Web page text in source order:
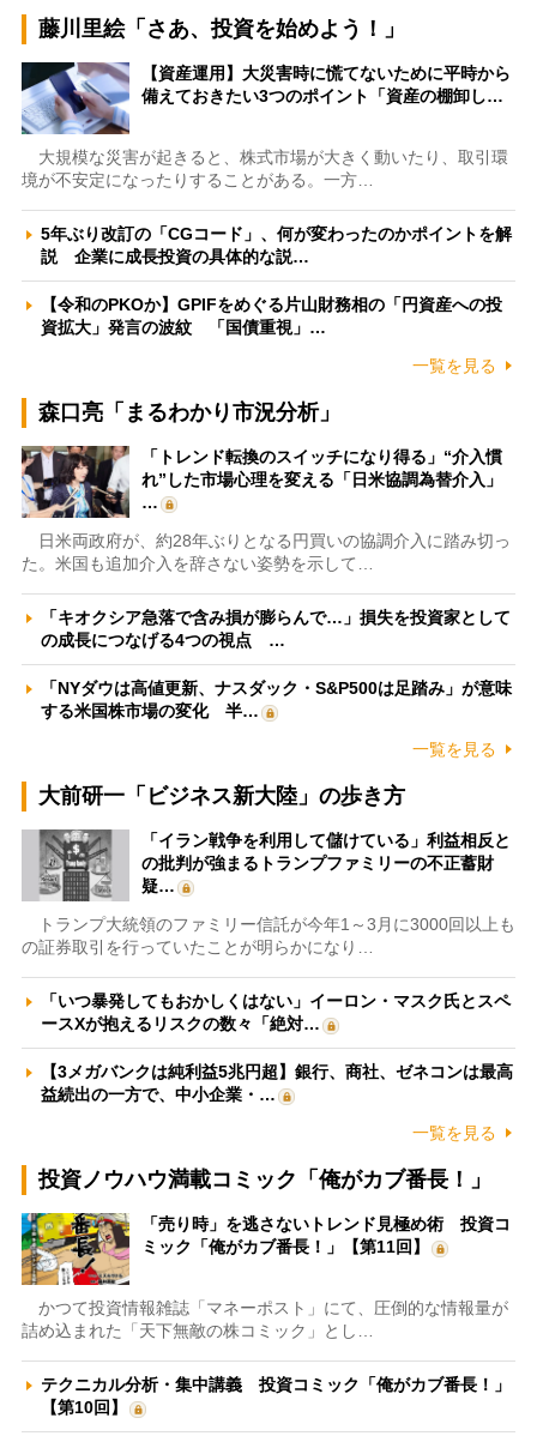
藤川里絵「さあ、投資を始めよう！」
【資産運用】大災害時に慌てないために平時から
備えておきたい3つのポイント「資産の棚卸し…
大規模な災害が起きると、株式市場が大きく動いたり、取引環
境が不安定になったりすることがある。一方…
5年ぶり改訂の「CGコード」、何が変わったのかポイントを解
説 企業に成長投資の具体的な説…
【令和のPKOか】GPIFをめぐる片山財務相の「円資産への投
資拡大」発言の波紋 「国債重視」…
一覧を見る
森口亮「まるわかり市況分析」
「トレンド転換のスイッチになり得る」“介入慣
れ”した市場心理を変える「日米協調為替介入」
…
日米両政府が、約28年ぶりとなる円買いの協調介入に踏み切っ
た。米国も追加介入を辞さない姿勢を示して…
「キオクシア急落で含み損が膨らんで…」損失を投資家として
の成長につなげる4つの視点 …
「NYダウは高値更新、ナスダック・S&P500は足踏み」が意味
する米国株市場の変化 半…
一覧を見る
大前研一「ビジネス新大陸」の歩き方
「イラン戦争を利用して儲けている」利益相反と
の批判が強まるトランプファミリーの不正蓄財
疑…
トランプ大統領のファミリー信託が今年1～3月に3000回以上も
の証券取引を行っていたことが明らかになり…
「いつ暴発してもおかしくはない」イーロン・マスク氏とスペ
ースXが抱えるリスクの数々「絶対…
【3メガバンクは純利益5兆円超】銀行、商社、ゼネコンは最高
益続出の一方で、中小企業・…
一覧を見る
投資ノウハウ満載コミック「俺がカブ番長！」
「売り時」を逃さないトレンド見極め術 投資コ
ミック「俺がカブ番長！」【第11回】
かつて投資情報雑誌「マネーポスト」にて、圧倒的な情報量が
詰め込まれた「天下無敵の株コミック」とし…
テクニカル分析・集中講義 投資コミック「俺がカブ番長！」
【第10回】